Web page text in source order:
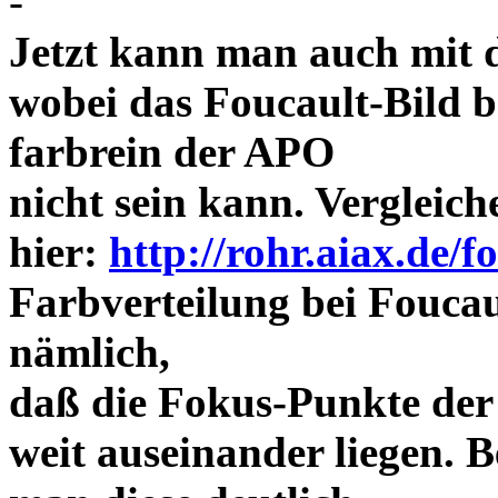
Jetzt kann man auch mit
wobei das Foucault-Bild
farbrein der APO
nicht sein kann.
hier: http://rohr.aiax.de/
Farbverteilung bei
nämlich,
daß die Fokus-Punkte
weit auseinander liegen.